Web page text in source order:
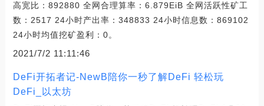
高宽比：892880 全网合理算率：6.879EiB 全网活跃性矿工
数：2517 24小时产出率：348833 24小时信息数：869102
24小时均值挖矿盈利：0。
2021/7/2 11:11:46
DeFi开拓者记-NewB陪你一秒了解DeFi 轻松玩
DeFi_以太坊